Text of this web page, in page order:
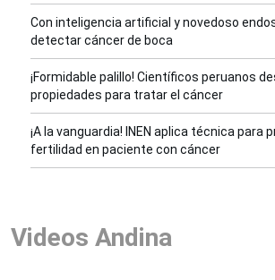
Con inteligencia artificial y novedoso
detectar cáncer de boca
¡Formidable palillo! Científicos peruanos
propiedades para tratar el cáncer
¡A la vanguardia! INEN aplica técnica para
fertilidad en paciente con cáncer
Videos Andina